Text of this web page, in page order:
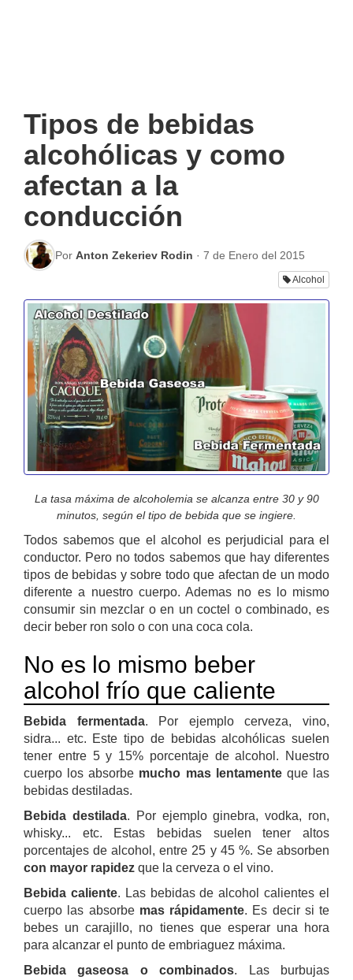
Tipos de bebidas
alcohólicas y como
afectan a la
conducción
Por Anton Zekeriev Rodin · 7 de Enero del 2015
Alcohol
La tasa máxima de alcoholemia se alcanza entre 30 y 90
minutos, según el tipo de bebida que se ingiere.
Todos sabemos que el alcohol es perjudicial para el
conductor. Pero no todos sabemos que hay diferentes
tipos de bebidas y sobre todo que afectan de un modo
diferente a nuestro cuerpo. Ademas no es lo mismo
consumir sin mezclar o en un coctel o combinado, es
decir beber ron solo o con una coca cola.
No es lo mismo beber
alcohol frío que caliente
Bebida fermentada. Por ejemplo cerveza, vino,
sidra... etc. Este tipo de bebidas alcohólicas suelen
tener entre 5 y 15% porcentaje de alcohol. Nuestro
cuerpo los absorbe mucho mas lentamenteque las
bebidas destiladas.
Bebida destilada. Por ejemplo ginebra, vodka, ron,
whisky... etc. Estas bebidas suelen tener altos
porcentajes de alcohol, entre 25 y 45 %. Se absorben
con mayor rapidez que la cerveza o el vino.
Bebida caliente. Las bebidas de alcohol calientes el
cuerpo las absorbe mas rápidamente. Es decir si te
bebes un carajillo, no tienes que esperar una hora
para alcanzar el punto de embriaguez máxima.
Bebida gaseosa o combinados. Las burbujas